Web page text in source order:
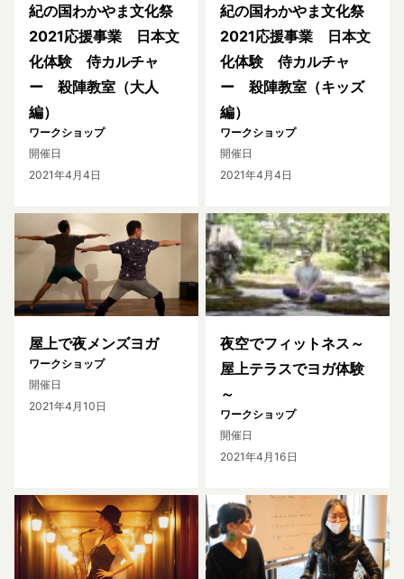
紀の国わかやま文化祭
2021応援事業 日本文
化体験 侍カルチャ
ー 殺陣教室（大人
編）
ワークショップ
開催日
2021年4月4日
紀の国わかやま文化祭
2021応援事業 日本文
化体験 侍カルチャ
ー 殺陣教室（キッズ
編）
ワークショップ
開催日
2021年4月4日
屋上で夜メンズヨガ
ワークショップ
開催日
2021年4月10日
夜空でフィットネス～
屋上テラスでヨガ体験
～
ワークショップ
開催日
2021年4月16日